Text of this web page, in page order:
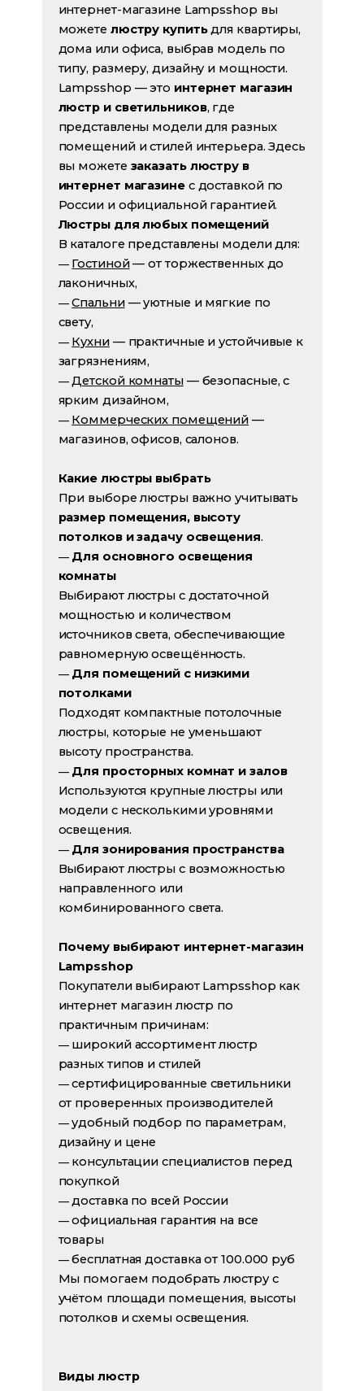
интернет-магазине Lampsshop вы
можете люстру купитьдля квартиры,
дома или офиса, выбрав модель по
типу, размеру, дизайну и мощности.
Lampsshop — это интернет магазин
люстр и светильников, где
представлены модели для разных
помещений и стилей интерьера. Здесь
вы можете заказать люстру в
интернет магазинес доставкой по
России и официальной гарантией.
Люстры для любых помещений
В каталоге представлены модели для:
— Гостиной— от торжественных до
лаконичных,
—Спальни— уютные и мягкие по
свету,
— Кухни— практичные и устойчивые к
загрязнениям,
— Детской комнаты— безопасные, с
ярким дизайном,
— Коммерческих помещений —
магазинов, офисов, салонов.
Какие люстры выбрать
При выборе люстры важно учитывать
размер помещения, высоту
потолков и задачу освещения.
— Для основного освещения
комнаты
Выбирают люстры с достаточной
мощностью и количеством
источников света, обеспечивающие
равномерную освещённость.
— Для помещений с низкими
потолками
Подходят компактные потолочные
люстры, которые не уменьшают
высоту пространства.
— Для просторных комнат и залов
Используются крупные люстры или
модели с несколькими уровнями
освещения.
— Для зонирования пространства
Выбирают люстры с возможностью
направленного или
комбинированного света.
Почему выбирают интернет-магазин
Lampsshop
Покупатели выбирают Lampsshop как
интернет магазин люстр по
практичным причинам:
— широкий ассортимент люстр
разных типов и стилей
—сертифицированные светильники
от проверенных производителей
—удобный подбор по параметрам,
дизайну и цене
— консультации специалистов перед
покупкой
— доставка по всей России
—официальная гарантия на все
товары
—бесплатная доставка от 100.000 руб
Мы помогаем подобрать люстру с
учётом площади помещения, высоты
потолков и схемы освещения.
Виды люстр